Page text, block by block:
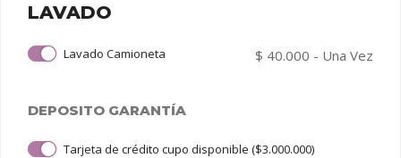
LAVADO
Lavado Camioneta $ 40.000 - Una Vez
DEPOSITO GARANTÍA
Tarjeta de crédito cupo disponible ($3.000.000)